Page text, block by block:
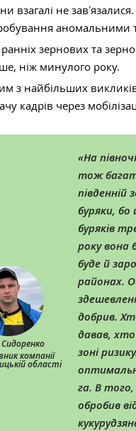
взагалі не
аномальними
ранніх зернових та
ніж минулого року.
з найбільших
кадрів через
компанії
області
«На
тож
південній
буряки, бо
буряків
року вона
буде й
районах.
добрив.
давав, хто
зоні
га. В того,
обробив